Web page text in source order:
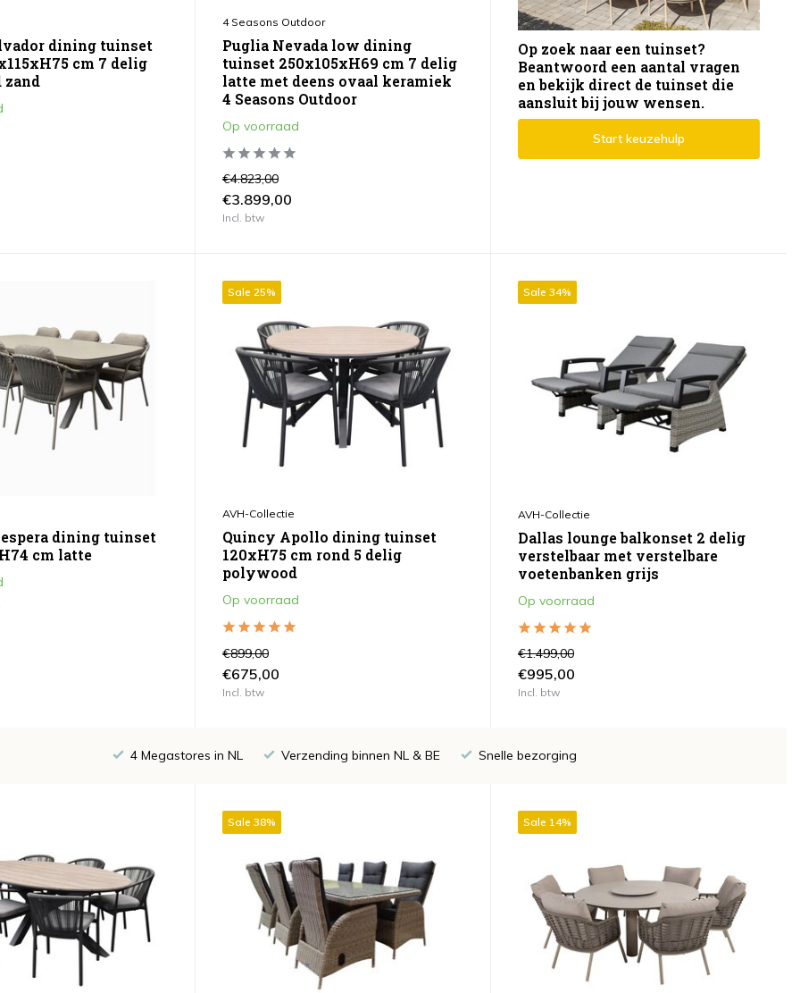
dining tuinset
cm 7 delig
4 Seasons Outdoor
Puglia Nevada low dining
tuinset 250x105xH69 cm 7 delig
latte met deens ovaal keramiek
4 Seasons Outdoor
Op voorraad
€4.823,00
€3.899,00
Incl. btw
Op zoek naar een tuinset?
Beantwoord een aantal vragen
en bekijk direct de tuinset die
aansluit bij jouw wensen.
Start keuzehulp
dining tuinset
cm latte
Sale 25%
AVH-Collectie
Quincy Apollo dining tuinset
120xH75 cm rond 5 delig
polywood
Op voorraad
€899,00
€675,00
Incl. btw
Sale 34%
AVH-Collectie
Dallas lounge balkonset 2 delig
verstelbaar met verstelbare
voetenbanken grijs
Op voorraad
€1.499,00
€995,00
Incl. btw
4 Megastores in NL Verzending binnen NL & BE Snelle bezorging
Sale 38% Sale 14%